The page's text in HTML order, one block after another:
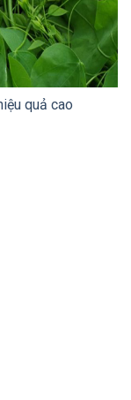
quả cao